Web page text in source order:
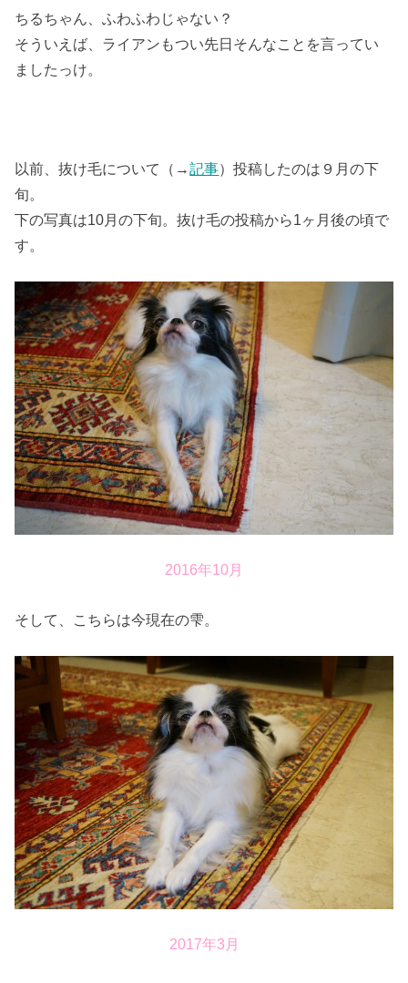
ちるちゃん、ふわふわじゃない？
そういえば、ライアンもつい先日そんなことを言ってい
ましたっけ。
以前、抜け毛について（→記事）投稿したのは９月の下
旬。
下の写真は10月の下旬。抜け毛の投稿から1ヶ月後の頃で
す。
2016年10月
そして、こちらは今現在の雫。
2017年3月